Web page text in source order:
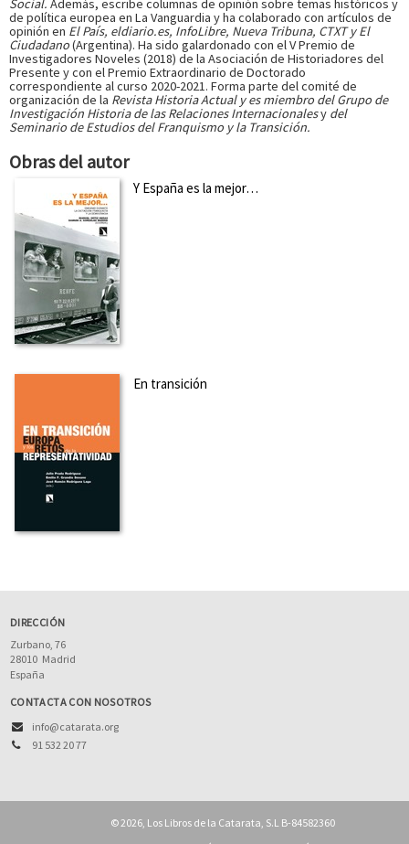
Social. Además, escribe columnas de opinión sobre temas históricos y
de política europea en La Vanguardia y ha colaborado con artículos de
opinión en El País, eldiario.es, InfoLibre, Nueva Tribuna, CTXT y El
Ciudadano(Argentina). Ha sido galardonado con el V Premio de
Investigadores Noveles (2018) de la Asociación de Historiadores del
Presente y con el Premio Extraordinario de Doctorado
correspondiente al curso 2020-2021. Forma parte del comité de
organización de la Revista Historia Actual y es miembro del Grupo de
Investigación Historia de las Relaciones Internacionalesy del
Seminario de Estudios del Franquismo y la Transición.
Obras del autor
Y España es la mejor…
En transición
DIRECCIÓN
Zurbano, 76
28010 Madrid
España
CONTACTA CON NOSOTROS
info@catarata.org
91 532 20 77
© 2026, Los Libros de la Catarata, S.L B-84582360